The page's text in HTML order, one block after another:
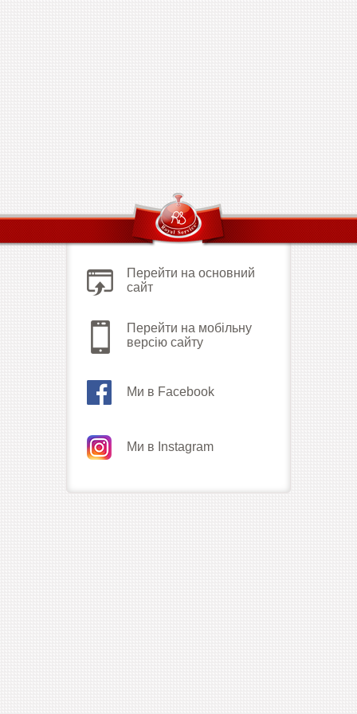
Перейти на основний
сайт
Перейти на мобільну
версію сайту
Ми в Facebook
Ми в Instagram